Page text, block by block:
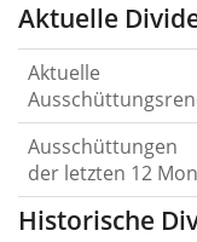
Aktuelle
Aktuelle
Ausschüttungen
der letzten 12
Historische